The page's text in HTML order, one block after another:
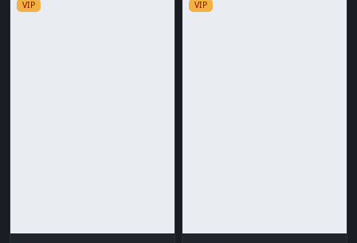
VIP VIP